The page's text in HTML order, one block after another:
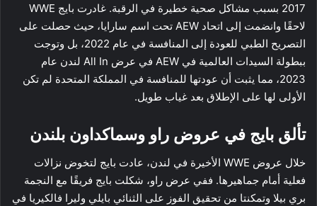
2017 بسبب مشاكل صحية خطيرة في الرقبة. غادرت بايج WWE
لاحقًا وانضمت إلى اتحاد AEW تحت اسم سارايا، حيث حصلت على
التصريح الطبي للعودة إلى المنافسة في عام 2022، بل وتوجت
ببطولة السيدات العالمية في AEW في عرض All In لندن عام
2023، مما يثبت أن عودتها للمنافسة في المملكة المتحدة لم تكن
الأولى لها على الإطلاق بعد غياب طويل.
تألق بايج في عروض راو وسماكداون بلندن
خلال عروض WWE الأخيرة في لندن، عادت بايج لتخوض نزالات
فعلية أمام جماهيرها. ففي عرض راو، شكلت بايج فريقًا مع النجمة
بري بيلا وتمكنتا من تحقيق الفوز على الثنائي بايلي وليرا فالكيريا في